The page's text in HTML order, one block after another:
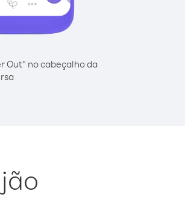
Out” no cabeçalho da